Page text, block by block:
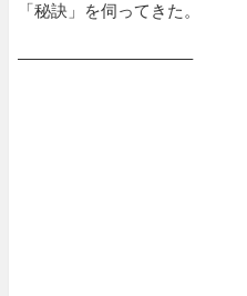
「秘訣」を伺ってきた。
——————————–